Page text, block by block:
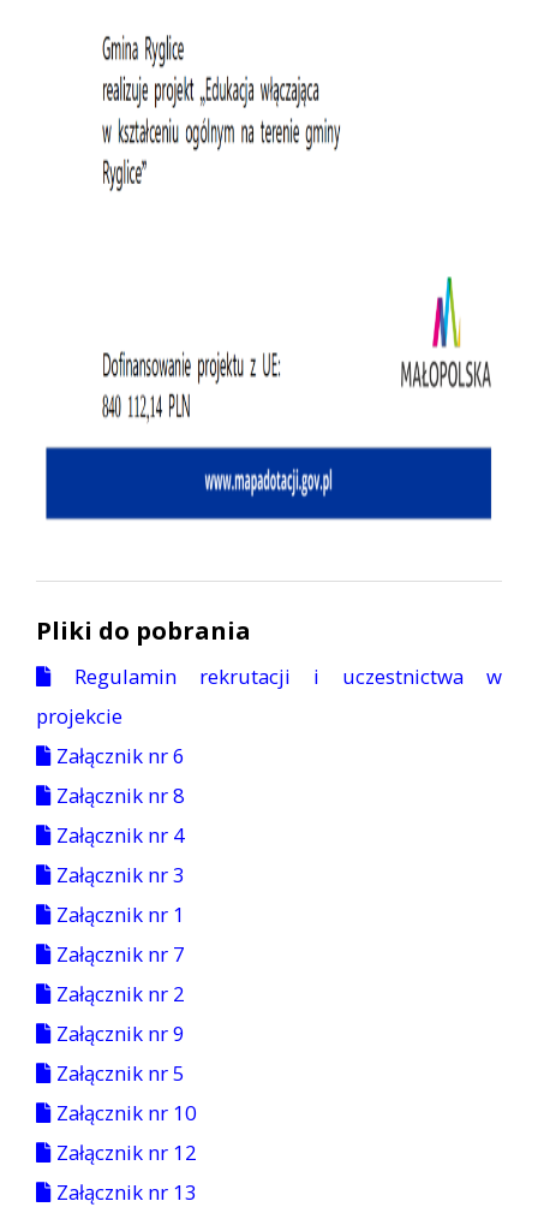
Pliki do pobrania
Regulamin rekrutacji i uczestnictwa w
projekcie
Załącznik nr 6
Załącznik nr 8
Załącznik nr 4
Załącznik nr 3
Załącznik nr 1
Załącznik nr 7
Załącznik nr 2
Załącznik nr 9
Załącznik nr 5
Załącznik nr 10
Załącznik nr 12
Załącznik nr 13